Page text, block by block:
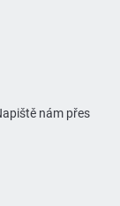
nám přes